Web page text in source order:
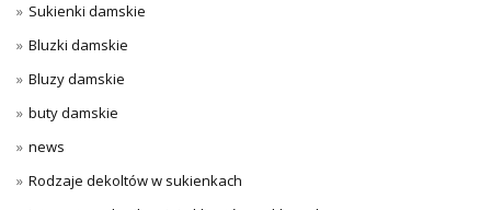
Sukienki damskie
Bluzki damskie
Bluzy damskie
buty damskie
news
Rodzaje dekoltów w sukienkach